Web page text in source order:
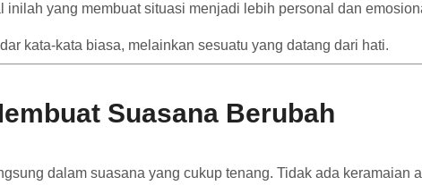
inilah yang membuat situasi menjadi lebih personal dan
kata-kata biasa, melainkan sesuatu yang datang dari hati.
Suasana Berubah
dalam suasana yang cukup tenang. Tidak ada keramaian